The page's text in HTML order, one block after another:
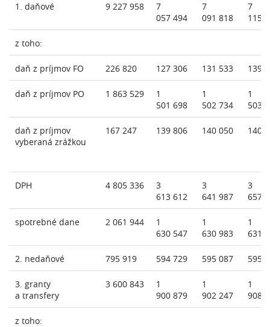
1. daňové 9 227 958
7
057 494
7
091 818
7
115
z toho:
daň z príjmov FO 226 820 127 306 131 533 139
daň z príjmov PO 1 863 529
1
501 698
1
502 734
1
503
daň z príjmov
vyberaná zrážkou
167 247 139 806 140 050 140
DPH 4 805 336
3
613 612
3
641 987
3
657
spotrebné dane 2 061 944
1
630 547
1
630 983
1
631
2. nedaňové 795 919 594 729 595 087 595
3. granty
a transfery
3 600 843
1
900 879
1
902 247
1
908
z toho: